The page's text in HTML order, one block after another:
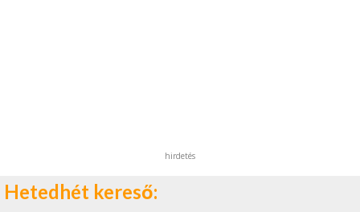
hirdetés
Hetedhét kereső: